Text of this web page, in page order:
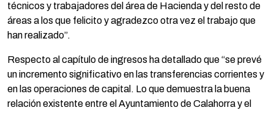
técnicos y trabajadores del área de Hacienda y del resto de
áreas a los que felicito y agradezco otra vez el trabajo que
han realizado”.
Respecto al capítulo de ingresos ha detallado que “se prevé
un incremento significativo en las transferencias corrientes y
en las operaciones de capital. Lo que demuestra la buena
relación existente entre el Ayuntamiento de Calahorra y el